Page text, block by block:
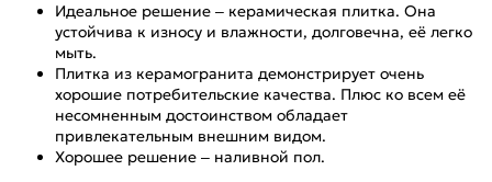
Идеальное решение – керамическая плитка. Она
устойчива к износу и влажности, долговечна, её легко
мыть.
Плитка из керамогранита демонстрирует очень
хорошие потребительские качества. Плюс ко всем её
несомненным достоинством обладает
привлекательным внешним видом.
Хорошее решение – наливной пол.